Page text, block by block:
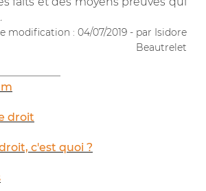
modification : 04/07/2019 - par Isidore
Beautrelet
droit
c'est quoi ?